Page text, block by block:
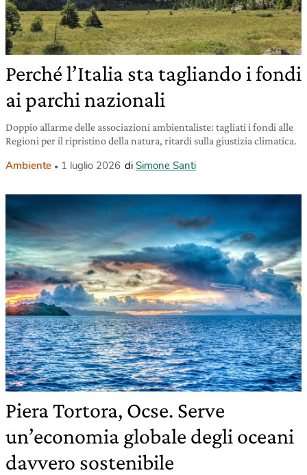
Perché l’Italia sta tagliando i fondi
ai parchi nazionali
Doppio allarme delle associazioni ambientaliste: tagliati i fondi alle
Regioni per il ripristino della natura, ritardi sulla giustizia climatica.
Ambiente 1 luglio 2026 di Simone Santi
Piera Tortora, Ocse. Serve
un’economia globale degli oceani
davvero sostenibile